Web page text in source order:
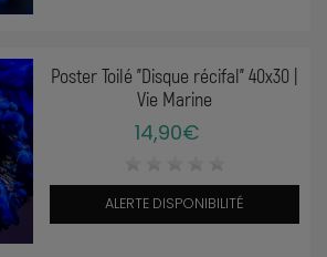
Poster Toilé "Disque récifal" 40x30 |
Vie Marine
14,90€
ALERTE DISPONIBILITÉ